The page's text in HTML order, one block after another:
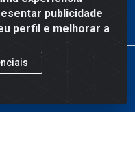
publicidade
perfil e melhorar a
- Vista Verde, São José
08.978.600/0004-83